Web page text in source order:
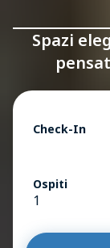
Spazi
Check-In
Ospiti
1